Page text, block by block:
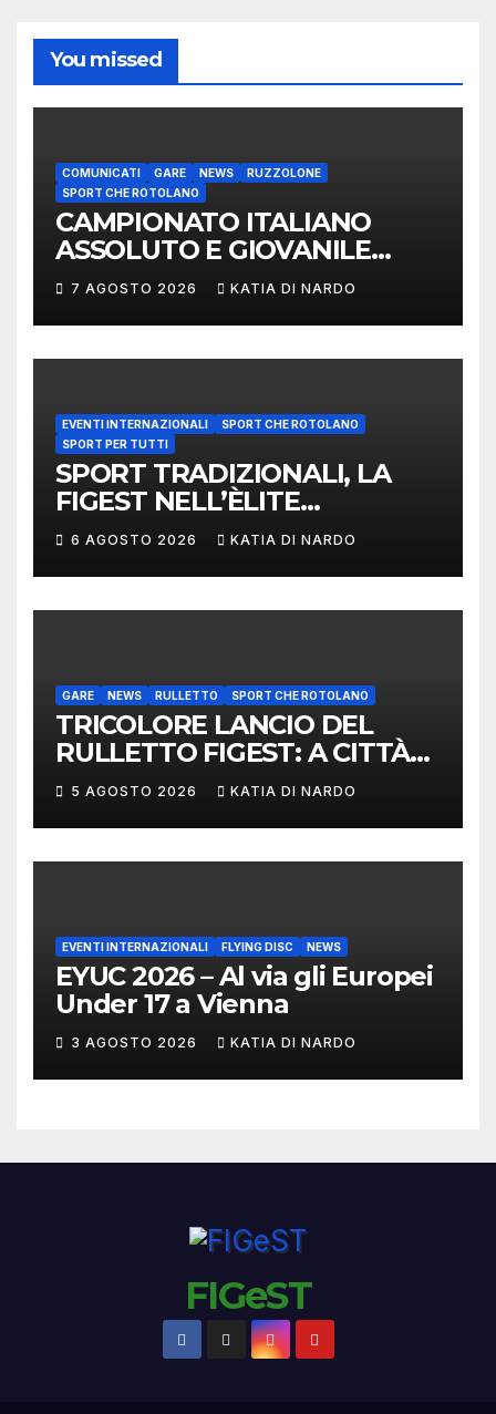
You missed
COMUNICATI GARE NEWS
RUZZOLONE
SPORT CHE ROTOLANO
CAMPIONATO ITALIANO
ASSOLUTO E GIOVANILE
LANCIO DEL RUZZOLONE
7 AGOSTO 2026 KATIA DI NARDO
EVENTI INTERNAZIONALI
SPORT CHE ROTOLANO
SPORT PER TUTTI
SPORT TRADIZIONALI, LA
FIGEST NELL’ÈLITE
MONDIALE: LA
DELEGAZIONE ITALIANA
PROTAGONISTA AL
CONVEGNO TAFISA A
6 AGOSTO 2026 KATIA DI NARDO
GARE NEWS RULLETTO SPORT CHE ROTOLANO
TRICOLORE LANCIO DEL
RULLETTO FIGEST: A CITTÀ
DI CASTELLO VINCONO
MARCHIGIANI ED UMBRI
5 AGOSTO 2026 KATIA DI NARDO
EVENTI INTERNAZIONALI FLYING DISC NEWS
EYUC 2026 – Al via gli Europei
Under 17 a Vienna
3 AGOSTO 2026 KATIA DI NARDO
FIGeST